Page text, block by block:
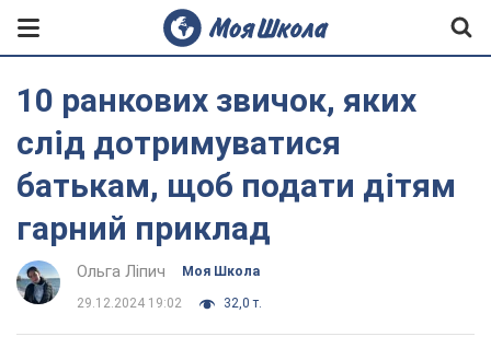
10 ранкових звичок, яких
слід дотримуватися
батькам, щоб подати дітям
гарний приклад
Ольга Ліпич Моя Школа
29.12.2024 19:02 32,0 т.